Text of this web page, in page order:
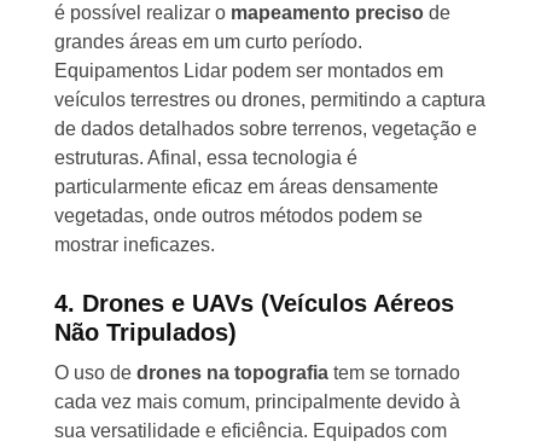
é possível realizar o mapeamento precisode
grandes áreas em um curto período.
Equipamentos Lidar podem ser montados em
veículos terrestres ou drones, permitindo a captura
de dados detalhados sobre terrenos, vegetação e
estruturas. Afinal, essa tecnologia é
particularmente eficaz em áreas densamente
vegetadas, onde outros métodos podem se
mostrar ineficazes.
4. Drones e UAVs (Veículos Aéreos
Não Tripulados)
O uso de drones na topografiatem se tornado
cada vez mais comum, principalmente devido à
sua versatilidade e eficiência. Equipados com